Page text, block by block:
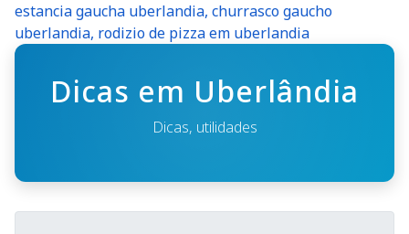
estancia gaucha uberlandia, churrasco gaucho
uberlandia, rodizio de pizza em uberlandia
Dicas em Uberlândia
Dicas, utilidades